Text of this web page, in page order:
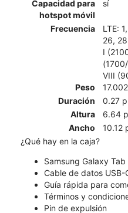
Capacidad para
hotspot móvil
sí
Frecuencia
LTE:
26,
I
VIII
Peso
Duración
0.27
Altura
6.64
Ancho
10.12
¿Qué hay en la caja?
Samsung Galaxy Tab
Cable de datos USB-
Guía rápida para
Términos y
Pin de expulsión